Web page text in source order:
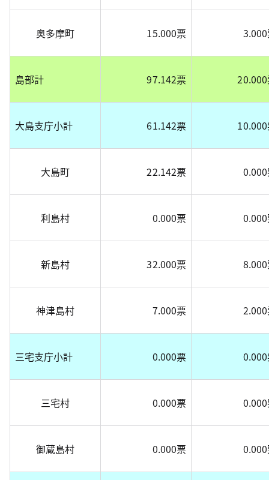
奥多摩町 15.000票
島部計 97.142票
大島支庁小計 61.142票
大島町 22.142票
利島村 0.000票
新島村 32.000票
神津島村 7.000票
三宅支庁小計 0.000票
三宅村 0.000票
御蔵島村 0.000票